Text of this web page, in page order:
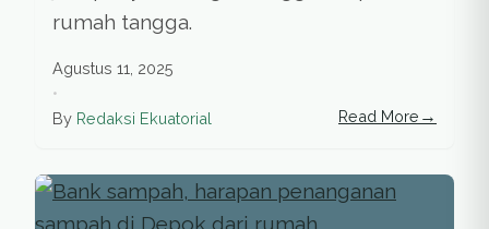
rumah tangga.
Agustus 11, 2025
•
By Redaksi Ekuatorial Read More →